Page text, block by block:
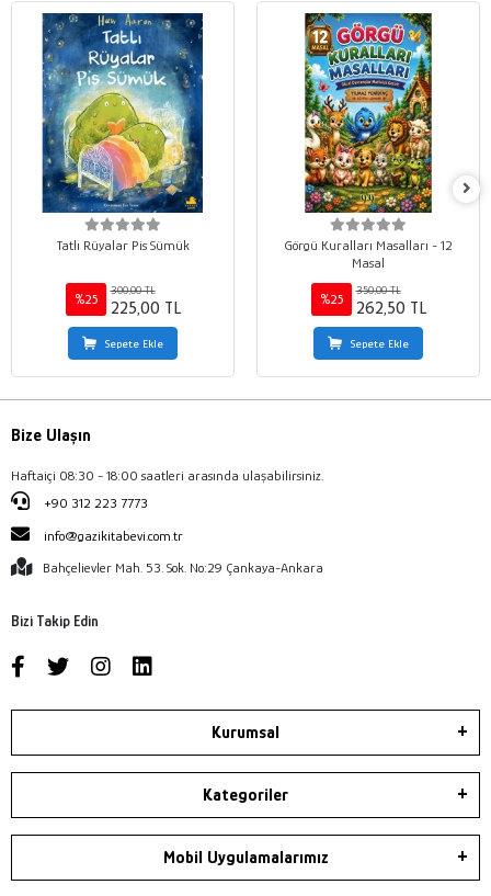
Tatlı Rüyalar Pis Sümük
%25
300,00 TL
225,00 TL
Sepete Ekle
Görgü Kuralları Masalları - 12
Masal
%25
350,00 TL
262,50 TL
Sepete Ekle
Bize Ulaşın
Haftaiçi 08:30 - 18:00 saatleri arasında ulaşabilirsiniz.
+90 312 223 7773
info@gazikitabevi.com.tr
Bahçelievler Mah. 53. Sok. No:29 Çankaya-Ankara
Bizi Takip Edin
Kurumsal
Kategoriler
Mobil Uygulamalarımız